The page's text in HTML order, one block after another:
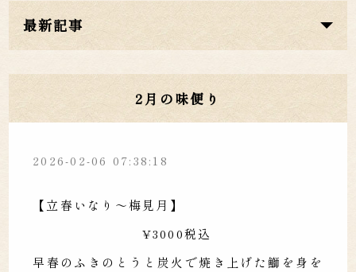
最新記事
2月の味便り
2026-02-06 07:38:18
【立春いなり〜梅見月】
¥3000税込
早春のふきのとうと炭火で焼き上げた鰤を身を